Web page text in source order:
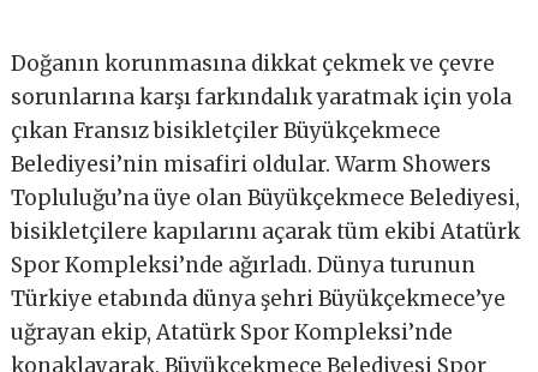
Doğanın korunmasına dikkat çekmek ve çevre
sorunlarına karşı farkındalık yaratmak için yola
çıkan Fransız bisikletçiler Büyükçekmece
Belediyesi’nin misafiri oldular. Warm Showers
Topluluğu’na üye olan Büyükçekmece Belediyesi,
bisikletçilere kapılarını açarak tüm ekibi Atatürk
Spor Kompleksi’nde ağırladı. Dünya turunun
Türkiye etabında dünya şehri Büyükçekmece’ye
uğrayan ekip, Atatürk Spor Kompleksi’nde
konaklayarak, Büyükçekmece Belediyesi Spor